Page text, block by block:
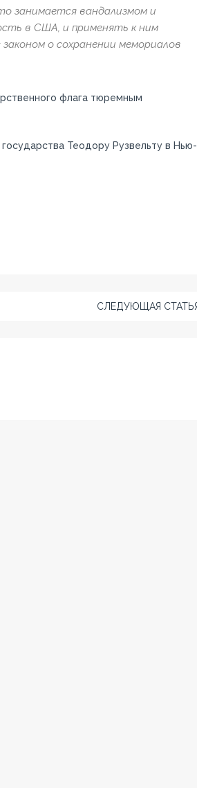
занимается вандализмом и
в США, и применять к ним
о сохранении мемориалов
флага тюремным
Теодору Рузвельту в Нью-
СЛЕДУЮЩАЯ